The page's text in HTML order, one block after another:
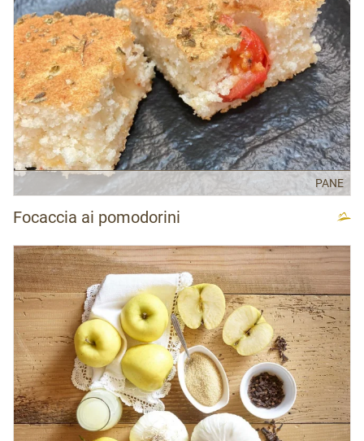
PANE
Focaccia ai pomodorini